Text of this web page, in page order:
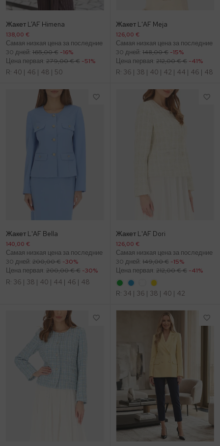
Жакет L’AF Himena
138,00 €
Самая низкая цена за последние
30 дней: 165,00 € -16%
Цена первая: 279,00 € € -51%
R: 40 | 46 | 48 | 50
Жакет L'AF Meja
126,00 €
Самая низкая цена за последние
30 дней:148,00 € -15%
Цена первая:212,00 € € -41%
R: 36 | 38 | 40 | 42 | 44 | 46 | 48
Жакет L'AF Bella
140,00 €
Самая низкая цена за последние
30 дней: 200,00 € -30%
Цена первая: 200,00 € € -30%
R: 36 | 38 | 40 | 44 | 46 | 48
Жакет L'AF Dori
126,00 €
Самая низкая цена за последние
30 дней:149,00 € -15%
Цена первая:212,00 € € -41%
R: 34 | 36 | 38 | 40 | 42